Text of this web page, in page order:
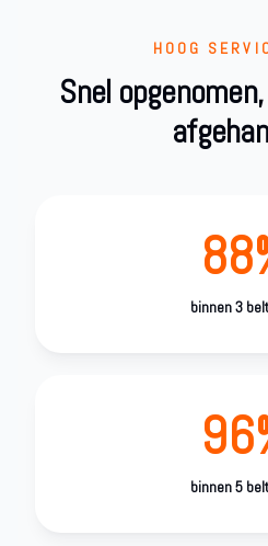
HOOG
Snel
binnen 3
binnen 5